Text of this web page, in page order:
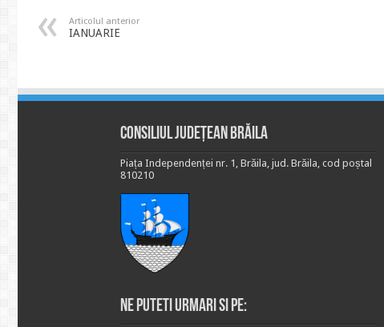
Articolul anterior
IANUARIE
Consiliul Județean Brăila
Piața Independenței nr. 1, Brăila, jud. Brăila, cod poștal
810210
Ne puteti urmari si pe: